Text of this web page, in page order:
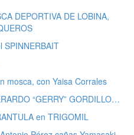
DEPORTIVA DE LOBINA,
SPINNERBAIT
mosca, con Yaisa Corrales
“GERRY” GORDILLO…
en TRIGOMIL